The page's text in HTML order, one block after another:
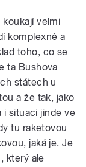
velmi
komplexně a
toho, co se
ta Bushova
státech u
a že tak, jako
i situaci jinde ve
tu raketovou
jaká je. Je
který ale